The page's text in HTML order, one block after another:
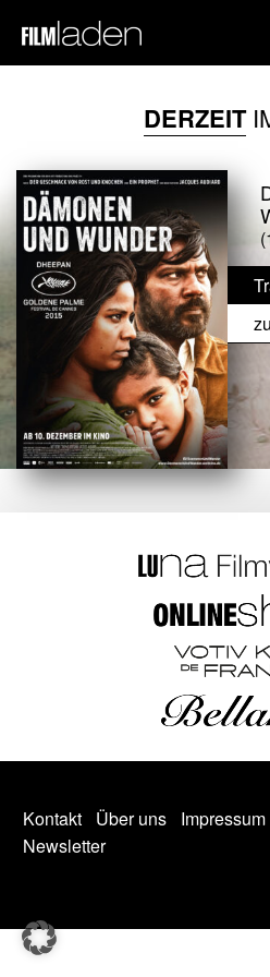
DERZEIT
Kontakt Über uns Impressum
Newsletter